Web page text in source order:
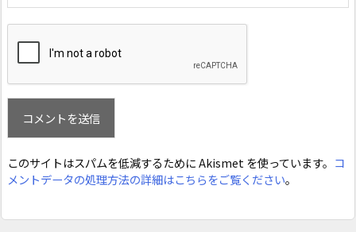
このサイトはスパムを低減するために Akismet を使っています。 コ
メントデータの処理方法の詳細はこちらをご覧ください。